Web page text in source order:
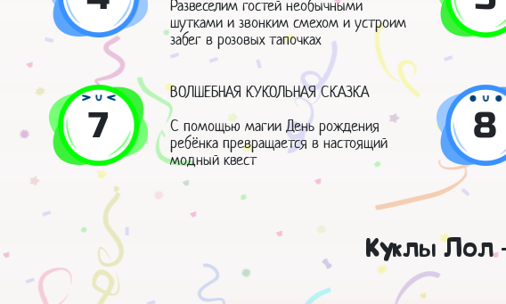
Развеселим гостей необычными
шутками и звонким смехом и устроим
забег в розовых тапочках
7
ВОЛШЕБНАЯ КУКОЛЬНАЯ СКАЗКА
С помощью магии День рождения
ребёнка превращается в настоящий
модный квест
8
Куклы Лол